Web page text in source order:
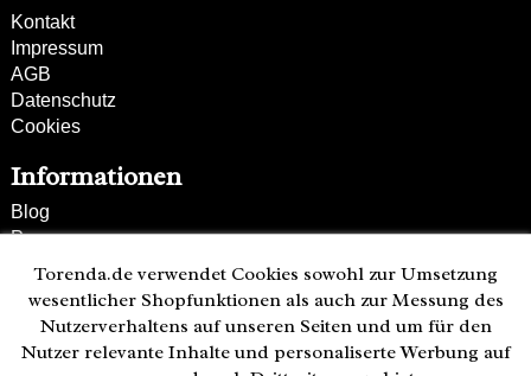
Kontakt
Impressum
AGB
Datenschutz
Cookies
Informationen
Blog
Presse
Partner
Versand und Zahlung
Bestellung wiederrufen
Kunden-Hotline
Torenda.de verwendet Cookies sowohl zur Umsetzung
wesentlicher Shopfunktionen als auch zur Messung des
Nutzerverhaltens auf unseren Seiten und um für den
Nutzer relevante Inhalte und personaliserte Werbung auf